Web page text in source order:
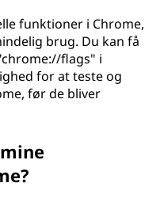
funktioner i Chrome,
brug. Du kan få
flags" i
for at teste og
før de bliver